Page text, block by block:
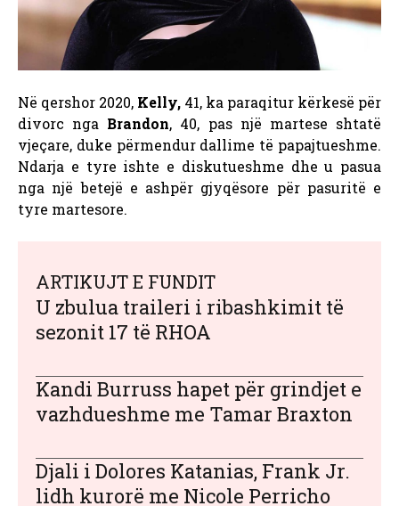
Në qershor 2020, Kelly, 41, ka paraqitur kërkesë për
divorc nga Brandon, 40, pas një martese shtatë
vjeçare, duke përmendur dallime të papajtueshme.
Ndarja e tyre ishte e diskutueshme dhe u pasua
nga një betejë e ashpër gjyqësore për pasuritë e
tyre martesore.
ARTIKUJT E FUNDIT
U zbulua traileri i ribashkimit të
sezonit 17 të RHOA
Kandi Burruss hapet për grindjet e
vazhdueshme me Tamar Braxton
Djali i Dolores Katanias, Frank Jr.
lidh kurorë me Nicole Perricho